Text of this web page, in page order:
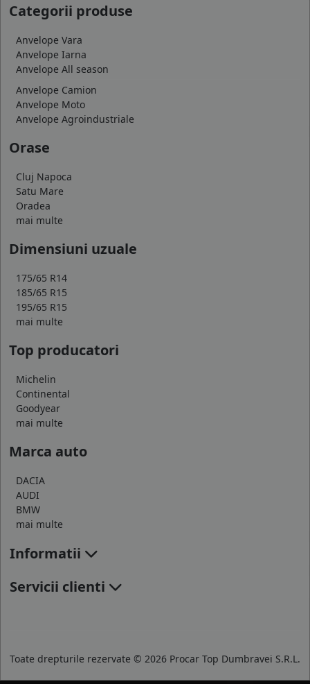
Categorii produse
Anvelope Vara
Anvelope Iarna
Anvelope All season
Anvelope Camion
Anvelope Moto
Anvelope Agroindustriale
Orase
Cluj Napoca
Satu Mare
Oradea
mai multe
Dimensiuni uzuale
175/65 R14
185/65 R15
195/65 R15
mai multe
Top producatori
Michelin
Continental
Goodyear
mai multe
Marca auto
DACIA
AUDI
BMW
mai multe
Informatii
Servicii clienti
Toate drepturile rezervate © 2026 Procar Top Dumbravei S.R.L.